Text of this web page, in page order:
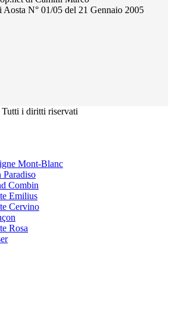
Aosta N° 01/05 del 21 Gennaio 2005
i diritti riservati
Mont-Blanc
Paradiso
Combin
Emilius
Cervino
Rosa